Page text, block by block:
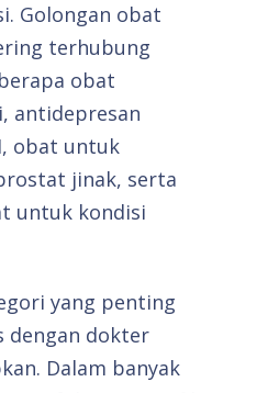
Golongan obat
terhubung
obat
antidepresan
obat untuk
jinak, serta
untuk kondisi
yang penting
dengan dokter
Dalam banyak